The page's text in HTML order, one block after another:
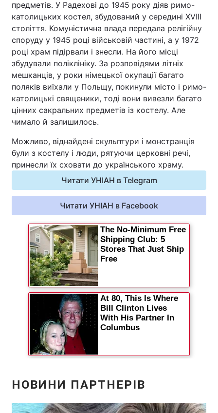
предметів. У Радехові до 1945 року діяв римо-
католицьких костел, збудований у середині XVIII
століття. Комуністична влада передала релігійну
споруду у 1945 році військовій частині, а у 1972
році храм підірвали і знесли. На його місці
збудували поліклініку. За розповідями літніх
мешканців, у роки німецької окупації багато
поляків виїхали у Польщу, покинули місто і римо-
католицькі священики, тоді вони вивезли багато
цінних сакральних предметів із костелу. Але
чимало й залишилось.
Можливо, віднайдені скульптури і монстранція
були з костелу і люди, рятуючи церковні речі,
принесли їх сховати до українського храму.
Читати УНІАН в Telegram
Читати УНІАН в Facebook